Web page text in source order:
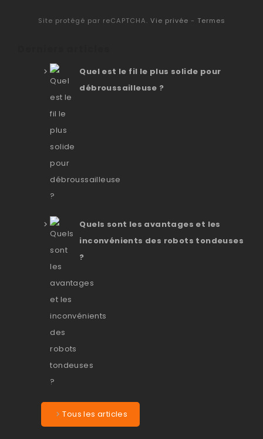
Site protégé par reCAPTCHA. Vie privée - Termes
Quel est le fil le plus solide pour
débroussailleuse ?
Quels sont les avantages et les
inconvénients des robots tondeuses
?
Tous les articles